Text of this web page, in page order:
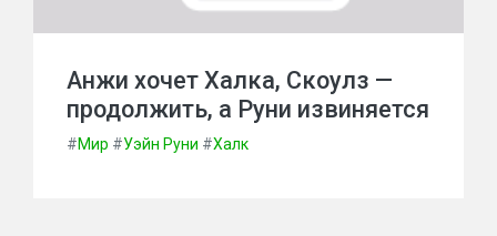
Анжи хочет Халка, Скоулз —
продолжить, а Руни извиняется
#Мир #Уэйн Руни #Халк